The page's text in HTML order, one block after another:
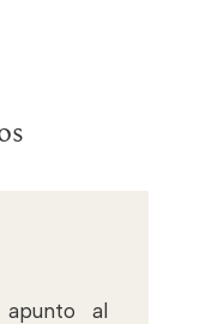
al